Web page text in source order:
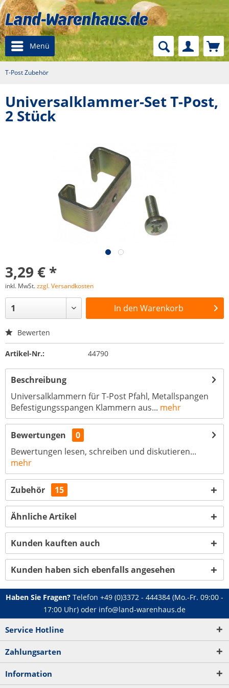
Menü
T-Post Zubehör
Universalklammer-Set T-Post,
2 Stück
3,29 € *
inkl. MwSt.zzgl. Versandkosten
In den Warenkorb
Bewerten
Artikel-Nr.: 44790
Beschreibung
Universalklammern für T-Post Pfahl, Metallspangen
Befestigungsspangen Klammern aus... mehr
Bewertungen
0
Bewertungen lesen, schreiben und diskutieren...
mehr
Zubehör 15
Ähnliche Artikel
Kunden kauften auch
Kunden haben sich ebenfalls angesehen
Haben Sie Fragen? Telefon +49 (0)3372 - 444384 (Mo.-Fr. 09:00 -
17:00 Uhr) oder info@land-warenhaus.de
Service Hotline
Zahlungsarten
Information